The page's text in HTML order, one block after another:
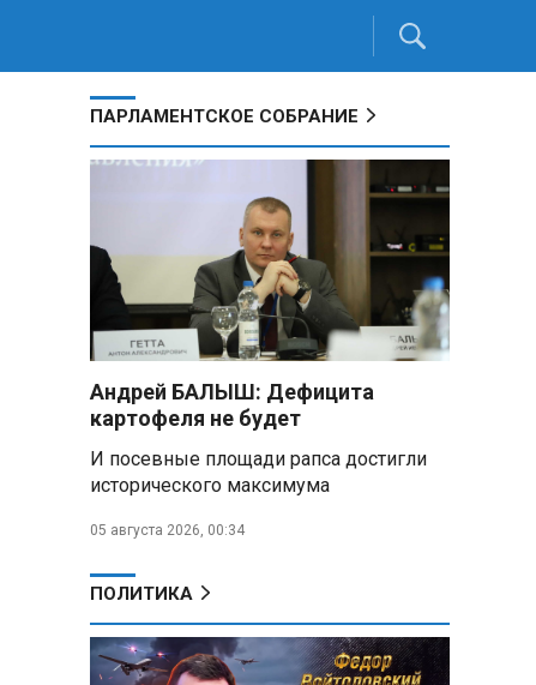
ПАРЛАМЕНТСКОЕ СОБРАНИЕ
Андрей БАЛЫШ: Дефицита
картофеля не будет
И посевные площади рапса достигли
исторического максимума
05 августа 2026, 00:34
ПОЛИТИКА